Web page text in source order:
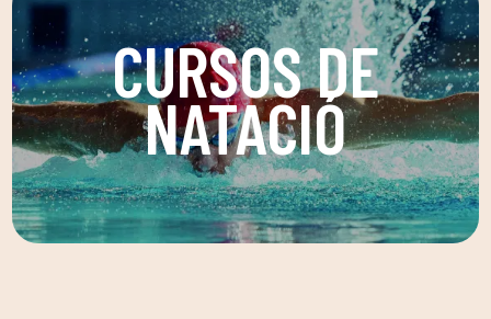
CURSOS DE
NATACIÓ